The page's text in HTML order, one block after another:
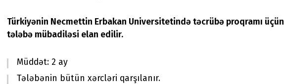
Türkiyənin Necmettin Erbakan Universitetində təcrübə proqramı üçün
tələbə mübadiləsi elan edilir.
Müddət: 2 ay
Tələbənin bütün xərcləri qarşılanır.